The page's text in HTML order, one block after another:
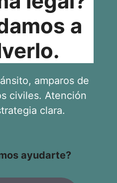
a
amparos de
civiles. Atención
clara.
ayudarte?